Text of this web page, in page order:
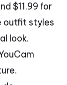
$11.99 for
outfit styles
look.